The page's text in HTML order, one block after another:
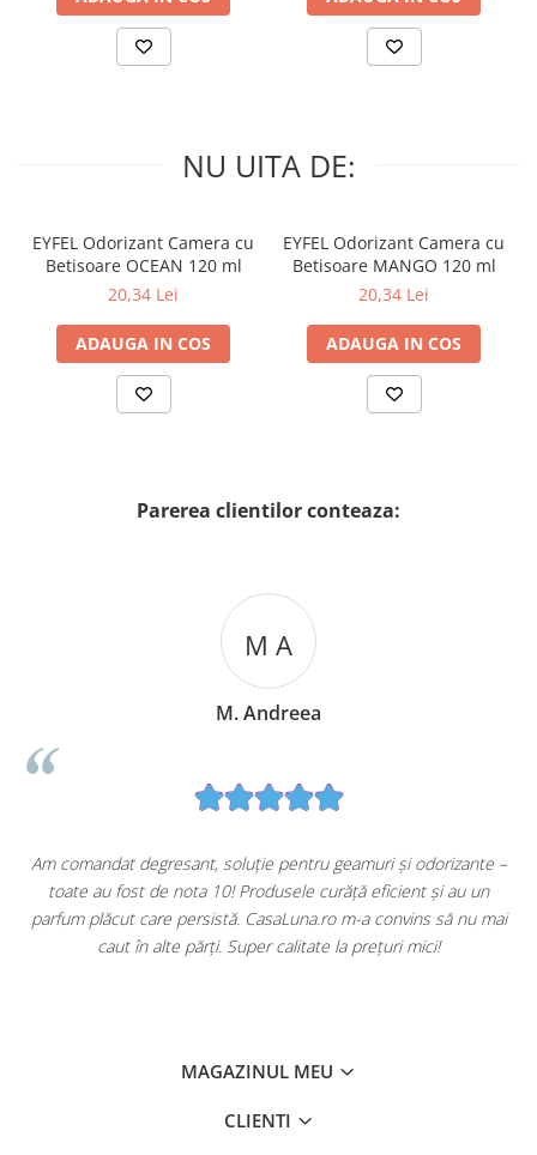
NU UITA DE:
EYFEL Odorizant Camera cu
Betisoare OCEAN 120 ml
20,34 Lei
ADAUGA IN COS
EYFEL Odorizant Camera cu
Betisoare MANGO 120 ml
20,34 Lei
ADAUGA IN COS
Parerea clientilor conteaza:
M A
M. Andreea
Am comandat degresant, soluție pentru geamuri și odorizante –
toate au fost de nota 10! Produsele curăță eficient și au un
parfum plăcut care persistă. CasaLuna.ro m-a convins să nu mai
caut în alte părți. Super calitate la prețuri mici!
MAGAZINUL MEU
CLIENTI